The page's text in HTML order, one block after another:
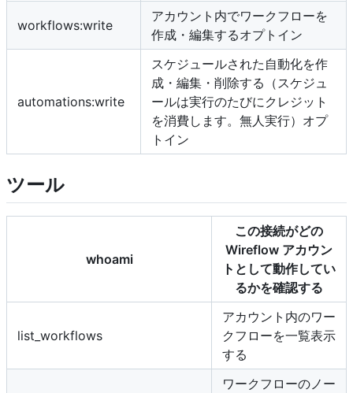
workflows:write
アカウント内でワークフローを
作成・編集するオプトイン
automations:write
スケジュールされた自動化を作
成・編集・削除する（スケジュ
ールは実行のたびにクレジット
を消費します。無人実行）オプ
トイン
ツール
whoami
この接続がどの
Wireflow アカウン
トとして動作してい
るかを確認する
list_workflows
アカウント内のワー
クフローを一覧表示
する
ワークフローのノー